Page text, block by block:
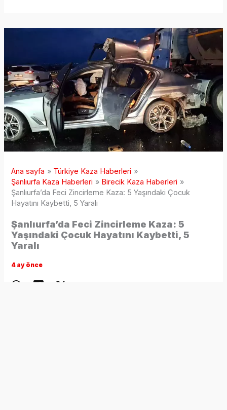
Ana sayfa
Türkiye Kaza Haberleri
Şanlıurfa Kaza Haberleri
Birecik Kaza Haberleri
Şanlıurfa’da Feci Zincirleme Kaza: 5 Yaşındaki Çocuk
Hayatını Kaybetti, 5 Yaralı
Şanlıurfa’da Feci Zincirleme Kaza: 5
Yaşındaki Çocuk Hayatını Kaybetti, 5
Yaralı
4 ay önce